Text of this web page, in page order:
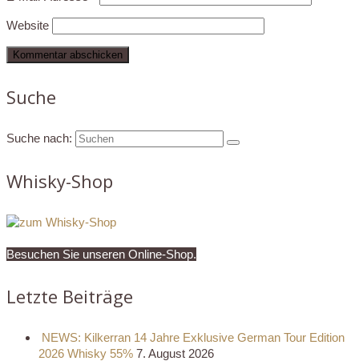
Website
Suche
Suche nach:
Whisky-Shop
Besuchen Sie unseren Online-Shop.
Letzte Beiträge
NEWS: Kilkerran 14 Jahre Exklusive German Tour Edition
2026 Whisky 55% 7. August 2026